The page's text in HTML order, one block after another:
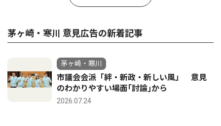
茅ヶ崎・寒川 意見広告の新着記事
茅ヶ崎・寒川
市議会会派「絆・新政・新しい風」 意見
のわかりやすい場面｢討論｣から
2026.07.24